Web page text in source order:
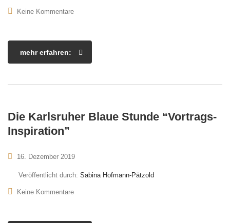
Keine Kommentare
mehr erfahren:
Die Karlsruher Blaue Stunde “Vortrags-
Inspiration”
16. Dezember 2019
Veröffentlicht durch: Sabina Hofmann-Pätzold
Keine Kommentare